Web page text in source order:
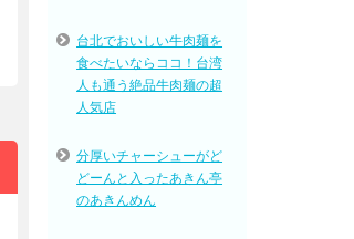
台北でおいしい牛肉麺を
食べたいならココ！台湾
人も通う絶品牛肉麺の超
人気店
分厚いチャーシューがど
どーんと入ったあきん亭
のあきんめん